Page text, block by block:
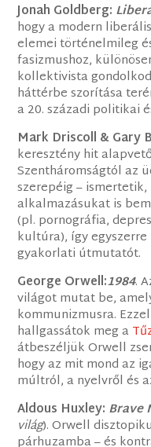
Jonah Goldberg:
hogy a modern
elemei történelmileg
fasizmushoz,
kollektivista
háttérbe szorítása
a 20. századi politikai
Mark Driscoll & Gary
keresztény hit
Szentháromságtól az
szerepéig –
alkalmazásukat is
(pl. pornográfia,
kultúra), így
gyakorlati útmutatót.
George Orwell:1984.
világot mutat be,
kommunizmusra.
hallgassátok meg a
átbeszéljük Orwell
hogy az mit mond az
múltról, a nyelvről és
Aldous Huxley: Brave
világ). Orwell